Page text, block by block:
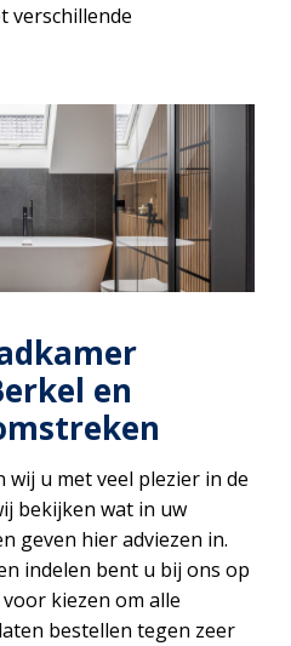
verschillende
en
wij u met veel plezier in de
bekijken wat in uw
geven hier adviezen in.
indelen bent u bij ons op
kiezen om alle
bestellen tegen zeer